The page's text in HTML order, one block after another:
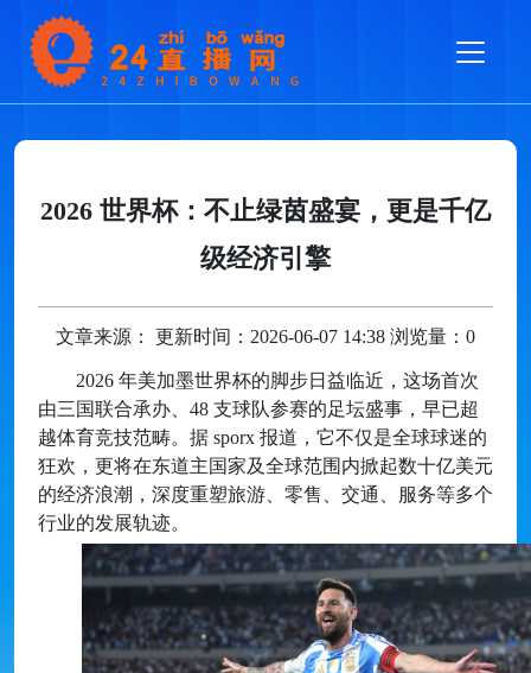
2026 世界杯：不止绿茵盛宴，更是千亿
级经济引擎
文章来源： 更新时间：2026-06-07 14:38 浏览量：0
2026 年美加墨世界杯的脚步日益临近，这场首次
由三国联合承办、48 支球队参赛的足坛盛事，早已超
越体育竞技范畴。据 sporx 报道，它不仅是全球球迷的
狂欢，更将在东道主国家及全球范围内掀起数十亿美元
的经济浪潮，深度重塑旅游、零售、交通、服务等多个
行业的发展轨迹。